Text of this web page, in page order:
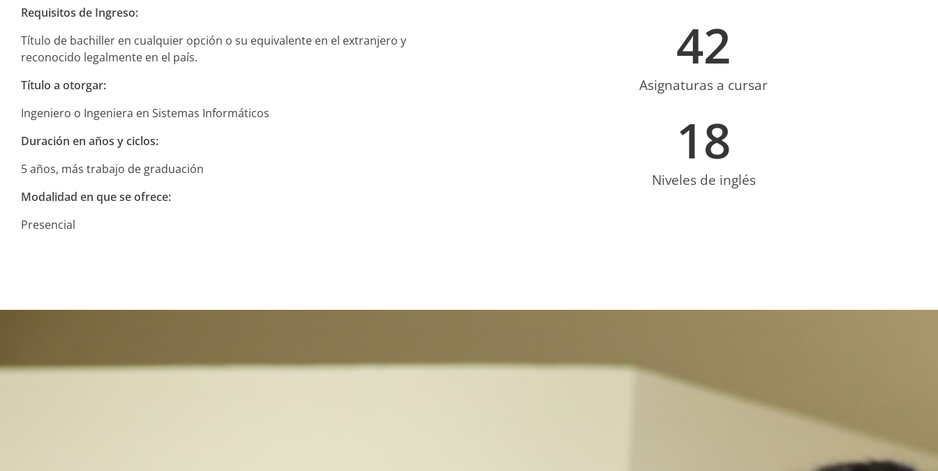
Requisitos de Ingreso:
Título de bachiller en cualquier opción o su equivalente en el extranjero y
reconocido legalmente en el país.
Título a otorgar:
Ingeniero o Ingeniera en Sistemas Informáticos
Duración en años y ciclos:
5 años, más trabajo de graduación
Modalidad en que se ofrece:
Presencial
Asignaturas a cursar
42
Niveles de inglés
18